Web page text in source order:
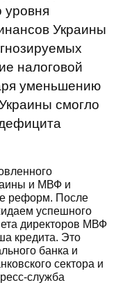
уровня
Украины
налоговой
уменьшению
смогло
и МВФ и
реформ. После
успешного
директоров МВФ
кредита. Это
банка и
сектора и
служба